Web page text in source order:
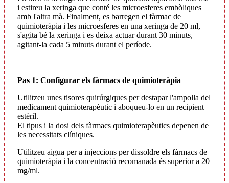
i estireu la xeringa que conté les microesferes embòliques
amb l'altra mà. Finalment, es barregen el fàrmac de
quimioteràpia i les microesferes en una xeringa de 20 ml,
s'agita bé la xeringa i es deixa actuar durant 30 minuts,
agitant-la cada 5 minuts durant el període.
Pas 1: Configurar els fàrmacs de quimioteràpia
Utilitzeu unes tisores quirúrgiques per destapar l'ampolla del
medicament quimioterapèutic i aboqueu-lo en un recipient
estèril.
El tipus i la dosi dels fàrmacs quimioterapèutics depenen de
les necessitats clíniques.
Utilitzeu aigua per a injeccions per dissoldre els fàrmacs de
quimioteràpia i la concentració recomanada és superior a 20
mg/ml.